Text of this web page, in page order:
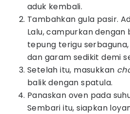
aduk kembali.
Tambahkan gula pasir.
Lalu, campurkan dengan
tepung terigu serbaguna,
dan garam sedikit demi
Setelah itu, masukkan
balik dengan spatula.
Panaskan oven pada
Sembari itu, siapkan